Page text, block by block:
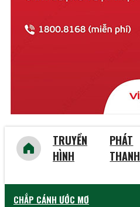
Vĩnh Phúc
Vũng Tàu
TRUYỀN
HÌNH
PHÁT
THANH
CHẮP CÁNH ƯỚC MƠ